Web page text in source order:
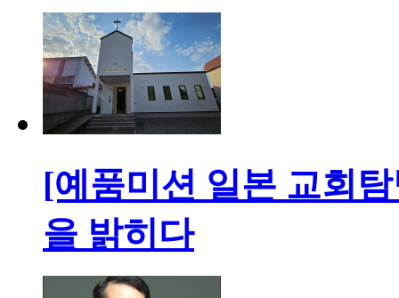
[예품미션 일본 교회
을 밝히다